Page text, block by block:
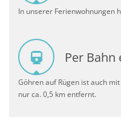
In unserer Ferienwohnungen
Per
Göhren auf Rügen ist auch
nur ca. 0,5 km entfernt.